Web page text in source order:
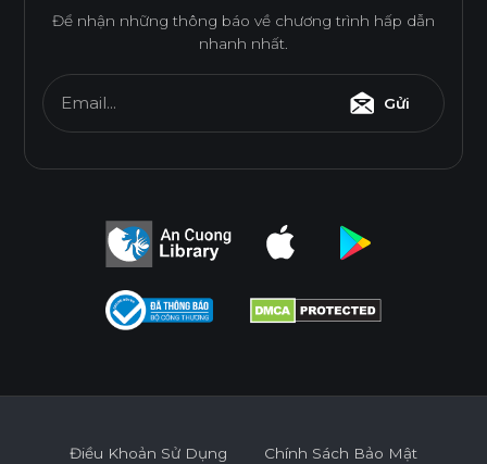
Để nhận những thông báo về chương trình hấp dẫn
nhanh nhất.
Email... Gửi
Điều Khoản Sử Dụng Chính Sách Bảo Mật